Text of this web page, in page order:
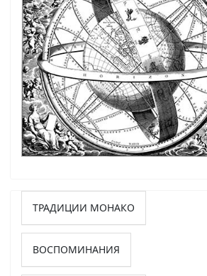
ТРАДИЦИИ МОНАКО
ВОСПОМИНАНИЯ